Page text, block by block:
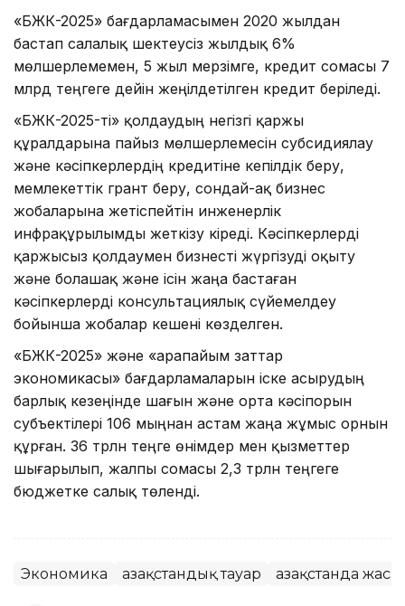
«БЖК-2025» бағдарламасымен 2020 жылдан
бастап салалық шектеусіз жылдық 6%
мөлшерлемемен, 5 жыл мерзімге, кредит сомасы 7
млрд теңгеге дейін жеңілдетілген кредит беріледі.
«БЖК-2025-ті» қолдаудың негізгі қаржы
құралдарына пайыз мөлшерлемесін субсидиялау
және кәсіпкерлердің кредитіне кепілдік беру,
мемлекеттік грант беру, сондай-ақ бизнес
жобаларына жетіспейтін инженерлік
инфрақұрылымды жеткізу кіреді. Кәсіпкерлерді
қаржысыз қолдаумен бизнесті жүргізуді оқыту
және болашақ және ісін жаңа бастаған
кәсіпкерлерді консультациялық сүйемелдеу
бойынша жобалар кешені көзделген.
«БЖК-2025» және «Қарапайым заттар
экономикасы» бағдарламаларын іске асырудың
барлық кезеңінде шағын және орта кәсіпорын
субъектілері 106 мыңнан астам жаңа жұмыс орнын
құрған. 36 трлн теңге өнімдер мен қызметтер
шығарылып, жалпы сомасы 2,3 трлн теңгеге
бюджетке салық төленді.
Экономика Қазақстандық тауар Қазақстанда